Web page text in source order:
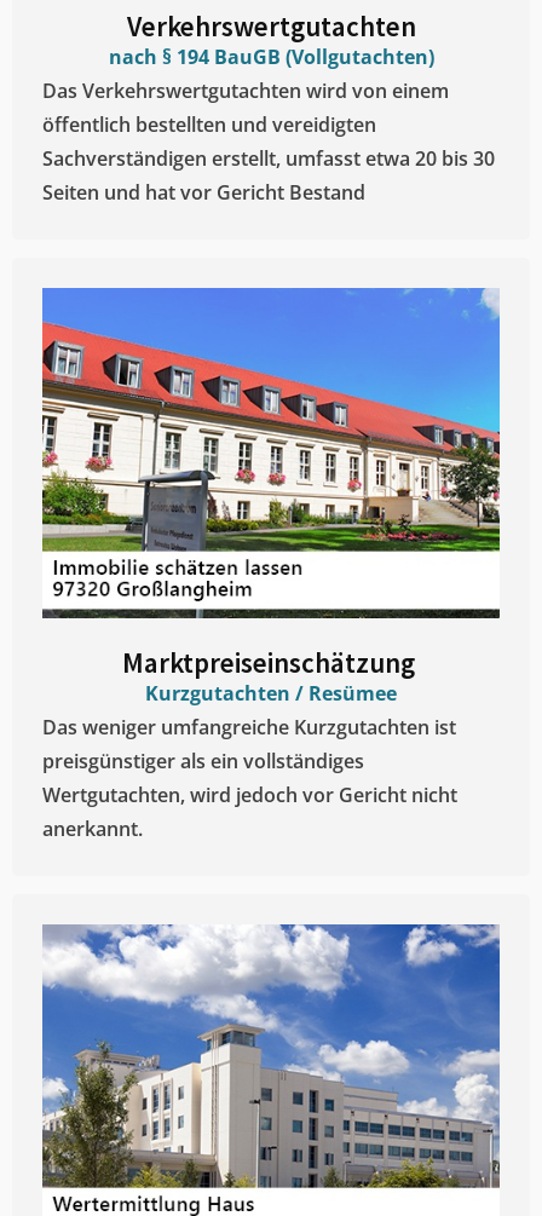
Verkehrswertgutachten
nach § 194 BauGB (Vollgutachten)
Das Verkehrswertgutachten wird von einem
öffentlich bestellten und vereidigten
Sachverständigen erstellt, umfasst etwa 20 bis 30
Seiten und hat vor Gericht Bestand
Marktpreiseinschätzung ​
Kurzgutachten / Resümee
Das weniger umfangreiche Kurzgutachten ist
preisgünstiger als ein vollständiges
Wertgutachten, wird jedoch vor Gericht nicht
anerkannt.